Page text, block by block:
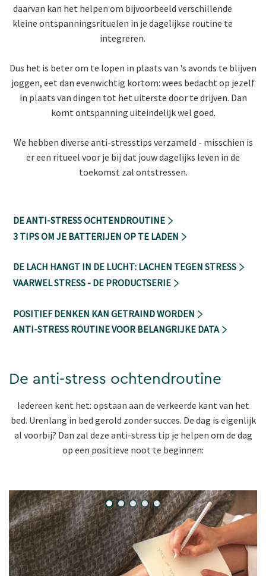
daarvan kan het helpen om bijvoorbeeld verschillende
kleine ontspanningsrituelen in je dagelijkse routine te
integreren.
Dus het is beter om te lopen in plaats van 's avonds te blijven
joggen, eet dan evenwichtig kortom: wees bedacht op jezelf
in plaats van dingen tot het uiterste door te drijven. Dan
komt ontspanning uiteindelijk wel goed.
We hebben diverse anti-stresstips verzameld - misschien is
er een ritueel voor je bij dat jouw dagelijks leven in de
toekomst zal ontstressen.
DE ANTI-STRESS OCHTENDROUTINE
3 TIPS OM JE BATTERIJEN OP TE LADEN
DE LACH HANGT IN DE LUCHT: LACHEN TEGEN STRESS
VAARWEL STRESS - DE PRODUCTSERIE
POSITIEF DENKEN KAN GETRAIND WORDEN
ANTI-STRESS ROUTINE VOOR BELANGRIJKE DATA
De anti-stress ochtendroutine
Iedereen kent het: opstaan aan de verkeerde kant van het
bed. Urenlang in bed gerold zonder succes. De dag is eigenlijk
al voorbij? Dan zal deze anti-stress tip je helpen om de dag
op een positieve noot te beginnen: